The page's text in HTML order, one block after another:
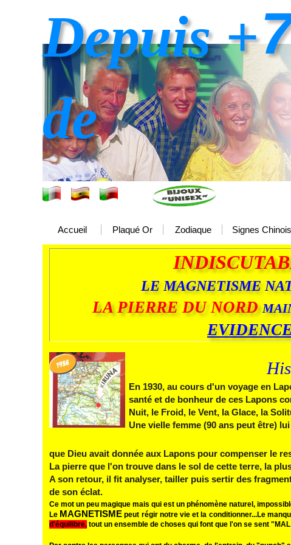
Accueil Plaqué Or Zodiaque Signes Chinois
Depuis +
de
LE MAGNETISME
LA PIERRE DU NORD
En 1930, au cours d'un voyage en
santé et de bonheur de ces Lapons
Nuit, le Froid, le Vent, la Glace, la Sol
Une vielle femme (90 ans peut être)
que Dieu avait donnée aux Lapons pour compenser le
La pierre que l'on trouve dans le sol de cette terre, la
A son retour, il fit analyser, tailler puis sertir des
de son éclat.
Ce mot un peu magique mais qui est un phénomène naturel,
Le MAGNETISME peut régir notre vie et la conditionner...Le
d'équilibre, tout un ensemble de choses qui font que l'on se sent